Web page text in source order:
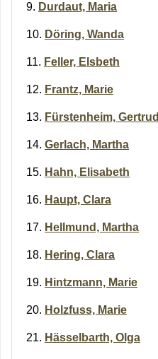
Durdaut, Maria
Döring, Wanda
Feller, Elsbeth
Frantz, Marie
Fürstenheim, Gertrud
Gerlach, Martha
Hahn, Elisabeth
Haupt, Clara
Hellmund, Martha
Hering, Clara
Hintzmann, Marie
Holzfuss, Marie
Hässelbarth, Olga